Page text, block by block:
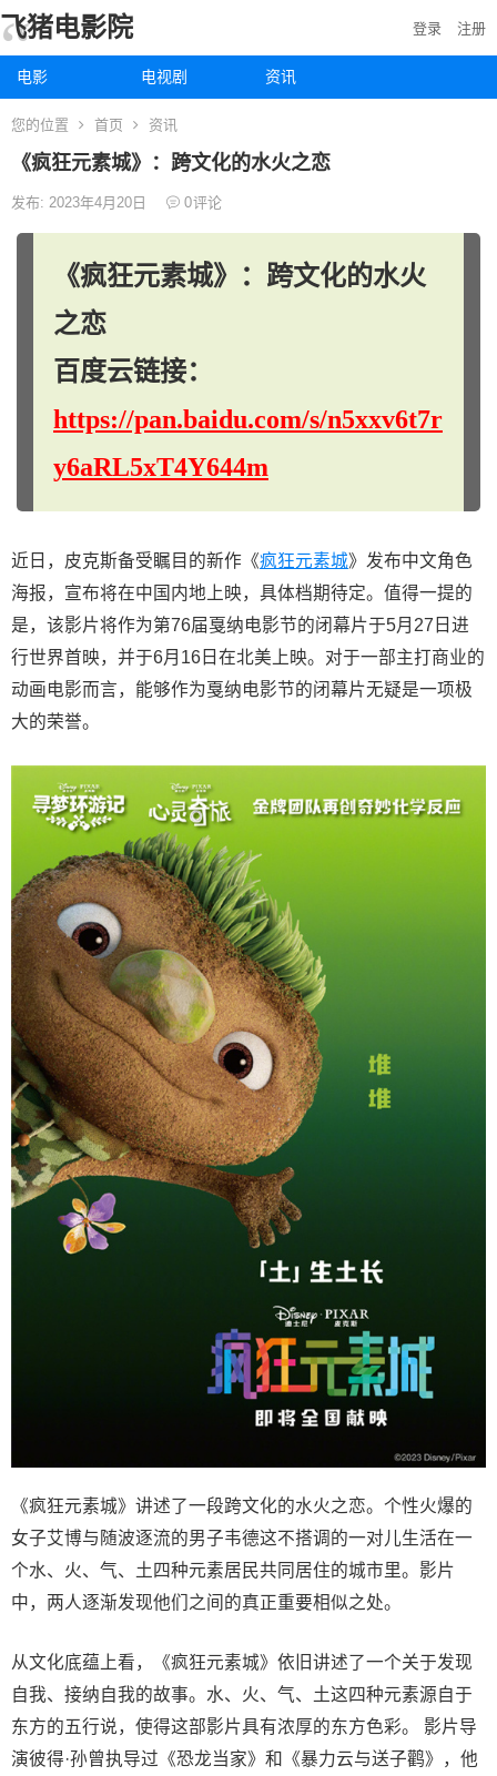
飞猪电影院
电影 电视剧 资讯
登录 注册
您的位置 首页 资讯
《疯狂元素城》：跨文化的水火之恋
发布: 2023年4月20日 0评论
《疯狂元素城》：跨文化的水火
之恋
百度云链接：
https://pan.baidu.com/s/n5xxv6t7r
y6aRL5xT4Y644m
近日，皮克斯备受瞩目的新作《疯狂元素城》发布中文角色
海报，宣布将在中国内地上映，具体档期待定。值得一提的
是，该影片将作为第76届戛纳电影节的闭幕片于5月27日进
行世界首映，并于6月16日在北美上映。对于一部主打商业的
动画电影而言，能够作为戛纳电影节的闭幕片无疑是一项极
大的荣誉。
《疯狂元素城》讲述了一段跨文化的水火之恋。个性火爆的
女子艾博与随波逐流的男子韦德这不搭调的一对儿生活在一
个水、火、气、土四种元素居民共同居住的城市里。影片
中，两人逐渐发现他们之间的真正重要相似之处。
从文化底蕴上看，《疯狂元素城》依旧讲述了一个关于发现
自我、接纳自我的故事。水、火、气、土这四种元素源自于
东方的五行说，使得这部影片具有浓厚的东方色彩。 影片导
演彼得·孙曾执导过《恐龙当家》和《暴力云与送子鹳》，他